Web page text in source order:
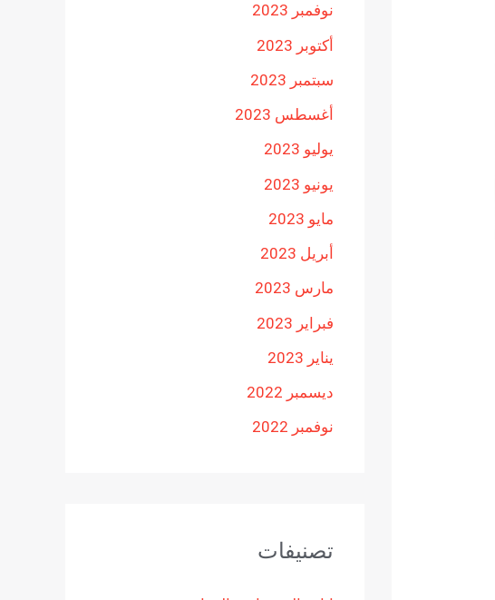
نوفمبر 2023
أكتوبر 2023
سبتمبر 2023
أغسطس 2023
يوليو 2023
يونيو 2023
مايو 2023
أبريل 2023
مارس 2023
فبراير 2023
يناير 2023
ديسمبر 2022
نوفمبر 2022
تصنيفات